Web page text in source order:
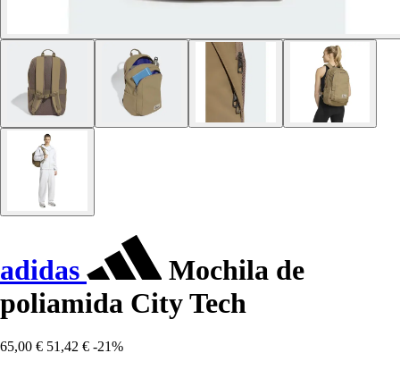
adidas
Mochila de
poliamida City Tech
65,00 € 51,42 € -21%